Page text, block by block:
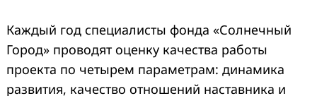
Каждый год специалисты фонда «Солнечный
Город» проводят оценку качества работы
проекта по четырем параметрам: динамика
развития, качество отношений наставника и